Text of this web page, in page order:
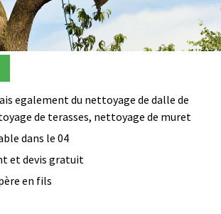
egalement du nettoyage de dalle de
de terasses, nettoyage de muret
dans le 04
et devis gratuit
en fils